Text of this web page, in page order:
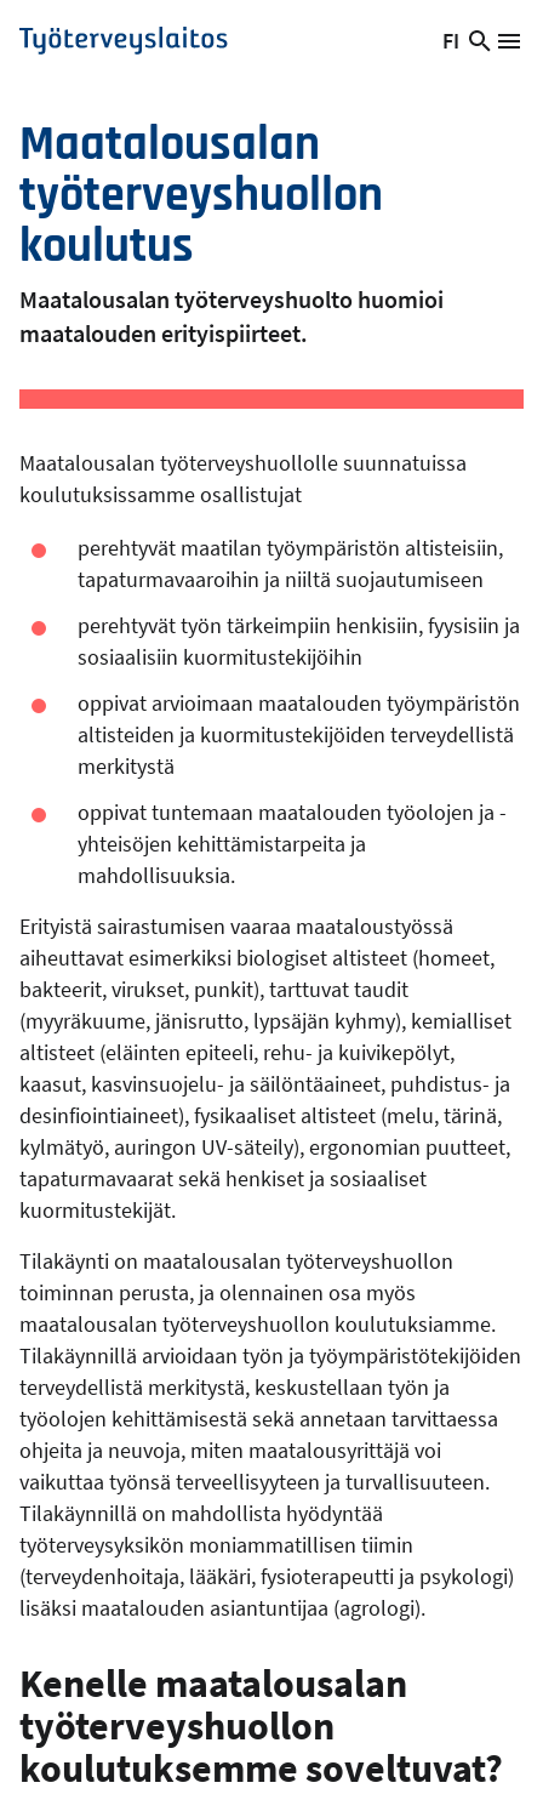
Hyppää
pääsisältöön
Työterveyslaitos
Vaihda
FI
Hae
Maatalousalan
työterveyshuollon
koulutus
Maatalousalan työterveyshuolto huomioi
maatalouden erityispiirteet.
Maatalousalan työterveyshuollolle suunnatuissa
koulutuksissamme osallistujat
perehtyvät maatilan työympäristön altisteisiin,
tapaturmavaaroihin ja niiltä suojautumiseen
perehtyvät työn tärkeimpiin henkisiin, fyysisiin ja
sosiaalisiin kuormitustekijöihin
oppivat arvioimaan maatalouden työympäristön
altisteiden ja kuormitustekijöiden terveydellistä
merkitystä
oppivat tuntemaan maatalouden työolojen ja -
yhteisöjen kehittämistarpeita ja
mahdollisuuksia.
Erityistä sairastumisen vaaraa maataloustyössä
aiheuttavat esimerkiksi biologiset altisteet (homeet,
bakteerit, virukset, punkit), tarttuvat taudit
(myyräkuume, jänisrutto, lypsäjän kyhmy), kemialliset
altisteet (eläinten epiteeli, rehu- ja kuivikepölyt,
kaasut, kasvinsuojelu- ja säilöntäaineet, puhdistus- ja
desinfiointiaineet), fysikaaliset altisteet (melu, tärinä,
kylmätyö, auringon UV-säteily), ergonomian puutteet,
tapaturmavaarat sekä henkiset ja sosiaaliset
kuormitustekijät.
Tilakäynti on maatalousalan työterveyshuollon
toiminnan perusta, ja olennainen osa myös
maatalousalan työterveyshuollon koulutuksiamme.
Tilakäynnillä arvioidaan työn ja työympäristötekijöiden
terveydellistä merkitystä, keskustellaan työn ja
työolojen kehittämisestä sekä annetaan tarvittaessa
ohjeita ja neuvoja, miten maatalousyrittäjä voi
vaikuttaa työnsä terveellisyyteen ja turvallisuuteen.
Tilakäynnillä on mahdollista hyödyntää
työterveysyksikön moniammatillisen tiimin
(terveydenhoitaja, lääkäri, fysioterapeutti ja psykologi)
lisäksi maatalouden asiantuntijaa (agrologi).
Kenelle maatalousalan
työterveyshuollon
koulutuksemme soveltuvat?